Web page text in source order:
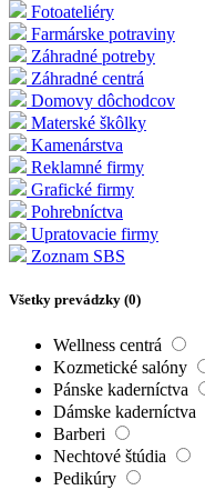
Fotoateliéry
Farmárske potraviny
Záhradné potreby
Záhradné centrá
Domovy dôchodcov
Materské škôlky
Kamenárstva
Reklamné firmy
Grafické firmy
Pohrebníctva
Upratovacie firmy
Zoznam SBS
Všetky prevádzky (0)
Wellness centrá
Kozmetické salóny
Pánske kaderníctva
Dámske kaderníctva
Barberi
Nechtové štúdia
Pedikúry